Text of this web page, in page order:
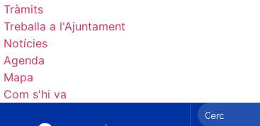
Tràmits
Treballa a l'Ajuntament
Notícies
Agenda
Mapa
Com s'hi va